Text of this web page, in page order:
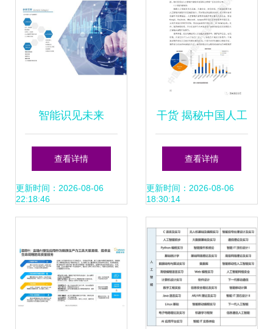
智能识见未来
2019北京国际人工
智能展会聚焦智能
发
查看详情
更新时间：2026-08-06
22:18:46
干货 揭秘中国人工
智能开源软件发展
白皮书2018 ——
AI应用软件开发的
关键解读
查看详情
更新时间：2026-08-06
18:30:14